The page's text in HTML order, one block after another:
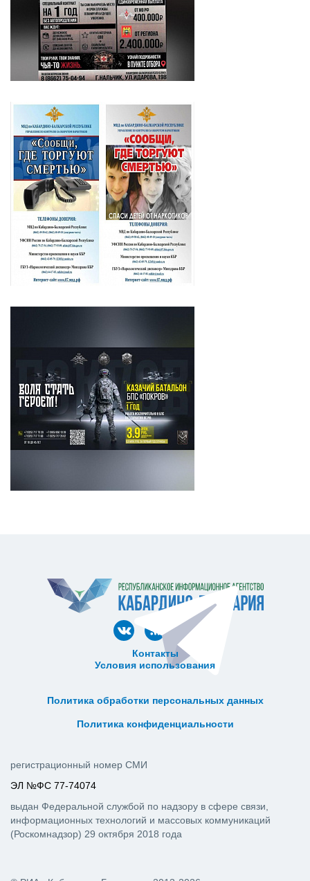
Контакты
Условия использования
Политика обработки персональных данных
Политика конфиденциальности
регистрационный номер СМИ
ЭЛ №ФС 77-74074
выдан Федеральной службой по надзору в сфере связи,
информационных технологий и массовых коммуникаций
(Роскомнадзор) 29 октября 2018 года